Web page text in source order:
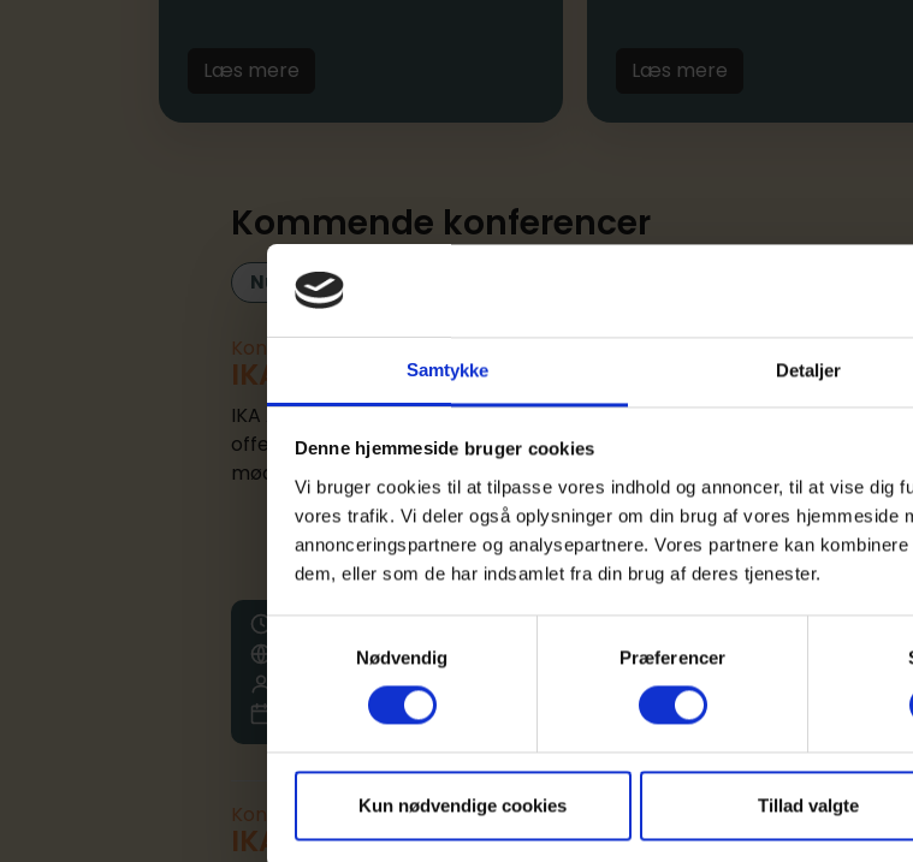
Samtykke Detaljer
Denne hjemmeside bruger cookies
Vi bruger cookies til at tilpasse vores indhold og annoncer, til at vise dig
vores trafik. Vi deler også oplysninger om din brug af vores hjemmeside
annonceringspartnere og analysepartnere. Vores partnere kan
dem, eller som de har indsamlet fra din brug af deres tjenester.
Samtykkevalg
Nødvendig
Præferencer
Kun nødvendige cookies Tillad valgte
Læs mere Læs mere
Kommende konferencer
Nulstil
Konference
IKA Årskonference 2026
IKA Årskonference er en netværkskonference, hvor
offentlig ordregiver og leverandører til det offentlige
mødes i rammer, hvor faglighed og netværk er i højsæde.
Dato: 30sep.2026
Comwell Kolding, Kolding
Målgruppe: | Leverandører | Offentlige ordregivere |
30. sep. 2026 - 01. okt. 2026
IKA
Vær'
Gennem
Konference
IKA Udbudsjura 2026 IKA